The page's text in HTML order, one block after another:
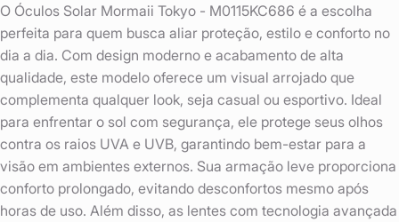
O Óculos Solar Mormaii Tokyo - M0115KC686 é a escolha
perfeita para quem busca aliar proteção, estilo e conforto no
dia a dia. Com design moderno e acabamento de alta
qualidade, este modelo oferece um visual arrojado que
complementa qualquer look, seja casual ou esportivo. Ideal
para enfrentar o sol com segurança, ele protege seus olhos
contra os raios UVA e UVB, garantindo bem-estar para a
visão em ambientes externos. Sua armação leve proporciona
conforto prolongado, evitando desconfortos mesmo após
horas de uso. Além disso, as lentes com tecnologia avançada